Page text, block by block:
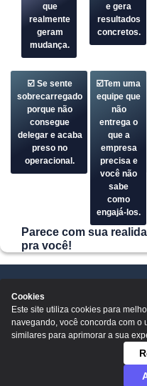
que
realmente
geram
mudança.
e gera
resultados
concretos.
☑️ Se sente
sobrecarregado
porque não
consegue
delegar e acaba
preso no
operacional.
☑️Tem uma
equipe que
não
entrega o
que a
empresa
precisa e
você não
sabe
como
engajá-los.
Parece com sua
pra você!
Cookies
Este site utiliza cookies para
navegando, você concorda com o
similares para aprimorar a sua
© 2025 Rh de